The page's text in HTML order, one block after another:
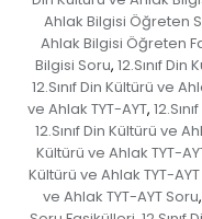
Ahlak Bilgisi Öğreten
Ahlak Bilgisi Öğreten
Bilgisi Soru, 12.Sınıf
12.Sınıf Din Kültürü ve
ve Ahlak TYT-AYT,
12.Sınıf Din Kültürü ve
Kültürü ve Ahlak TYT-
Kültürü ve Ahlak TYT-
ve Ahlak TYT-AYT Soru,